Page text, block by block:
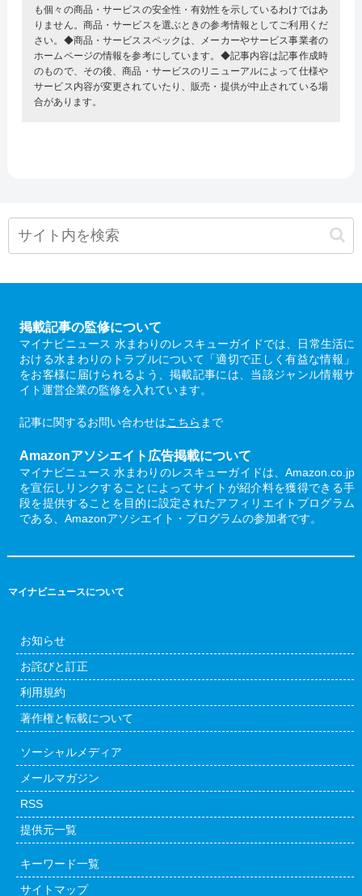
も個々の商品・サービスの安全性・有効性を示しているわけではあ
りません。商品・サービスを選ぶときの参考情報としてご利用くだ
さい。◆商品・サービススペックは、メーカーやサービス事業者の
ホームページの情報を参考にしています。◆記事内容は記事作成時
のもので、その後、商品・サービスのリニューアルによって仕様や
サービス内容が変更されていたり、販売・提供が中止されている場
合があります。
掲載記事の監修について
マイナビニュース 水まわりのレスキューガイドでは、日常生活に
おける水まわりのトラブルについて「適切で正しく有益な情報」
をお客様に届けられるよう、掲載記事には、当該ジャンル情報サ
イト運営企業の監修を入れています。
記事に関するお問い合わせはこちら まで
Amazonアソシエイト広告掲載について
マイナビニュース 水まわりのレスキューガイドは、Amazon.co.jp
を宣伝しリンクすることによってサイトが紹介料を獲得できる手
段を提供することを目的に設定されたアフィリエイトプログラム
である、Amazonアソシエイト・プログラムの参加者です。
マイナビニュースについて
お知らせ
お詫びと訂正
利用規約
著作権と転載について
ソーシャルメディア
メールマガジン
RSS
提供元一覧
キーワード一覧
サイトマップ